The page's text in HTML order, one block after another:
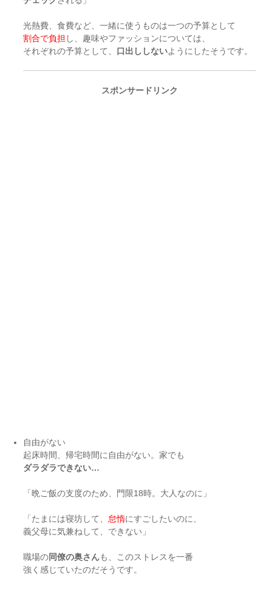
光熱費、食費など、一緒に使うものは一つの予算として
割合で負担 し、趣味やファッションについては、
それぞれの予算として、 口出ししないようにしたそうです。
スポンサードリンク
自由がない
起床時間、帰宅時間に自由がない。家でも
ダラダラできない…
「晩ご飯の支度のため、門限18時。大人なのに」
「たまには寝坊して、 怠惰にすごしたいのに、
義父母に気兼ねして、できない」
職場の同僚の奥さんも、このストレスを一番
強く感じていたのだそうです。